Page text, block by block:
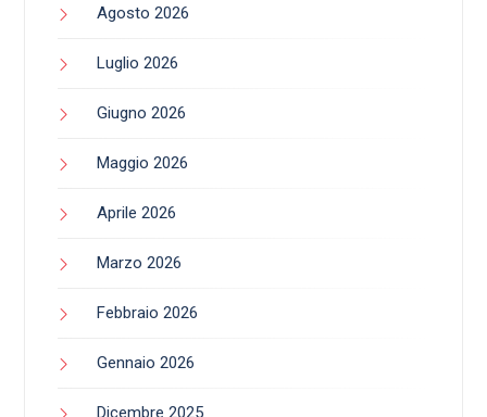
Agosto 2026
Luglio 2026
Giugno 2026
Maggio 2026
Aprile 2026
Marzo 2026
Febbraio 2026
Gennaio 2026
Dicembre 2025